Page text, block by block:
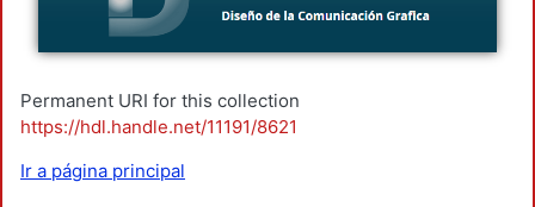
Permanent URI for this collection
https://hdl.handle.net/11191/8621
Ir a página principal